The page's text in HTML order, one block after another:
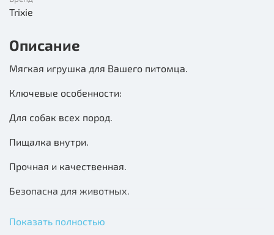
Trixie
Описание
Мягкая игрушка для Вашего питомца.
Ключевые особенности:
Для собак всех пород.
Пищалка внутри.
Прочная и качественная.
Безопасна для животных.
Показать полностью